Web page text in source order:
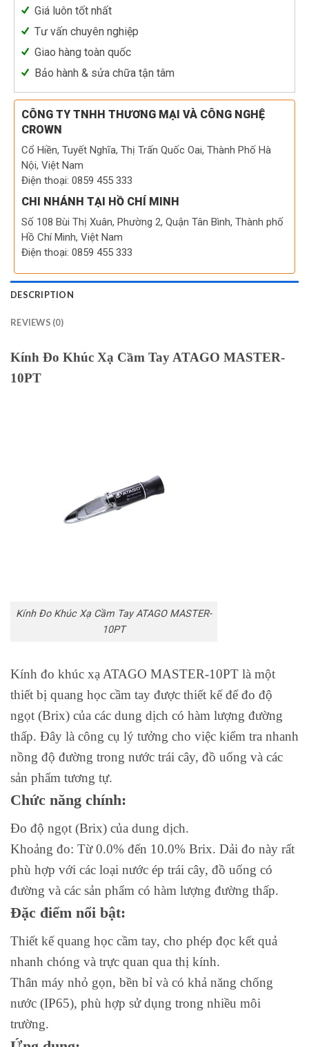
Giá luôn tốt nhất
Tư vấn chuyên nghiệp
Giao hàng toàn quốc
Bảo hành & sửa chữa tận tâm
CÔNG TY TNHH THƯƠNG MẠI VÀ CÔNG NGHỆ
CROWN
Cổ Hiền, Tuyết Nghĩa, Thị Trấn Quốc Oai, Thành Phố Hà
Nội, Việt Nam
Điện thoại: 0859 455 333
CHI NHÁNH TẠI HỒ CHÍ MINH
Số 108 Bùi Thị Xuân, Phường 2, Quận Tân Bình, Thành phố
Hồ Chí Minh, Việt Nam
Điện thoại: 0859 455 333
DESCRIPTION
REVIEWS (0)
Kính Đo Khúc Xạ Cầm Tay ATAGO MASTER-
10PT
Kính Đo Khúc Xạ Cầm Tay ATAGO MASTER-
10PT
Kính đo khúc xạ ATAGO MASTER-10PT là một
thiết bị quang học cầm tay được thiết kế để đo độ
ngọt (Brix) của các dung dịch có hàm lượng đường
thấp. Đây là công cụ lý tưởng cho việc kiểm tra nhanh
nồng độ đường trong nước trái cây, đồ uống và các
sản phẩm tương tự.
Chức năng chính:
Đo độ ngọt (Brix) của dung dịch.
Khoảng đo: Từ 0.0% đến 10.0% Brix. Dải đo này rất
phù hợp với các loại nước ép trái cây, đồ uống có
đường và các sản phẩm có hàm lượng đường thấp.
Đặc điểm nổi bật:
Thiết kế quang học cầm tay, cho phép đọc kết quả
nhanh chóng và trực quan qua thị kính.
Thân máy nhỏ gọn, bền bỉ và có khả năng chống
nước (IP65), phù hợp sử dụng trong nhiều môi
trường.